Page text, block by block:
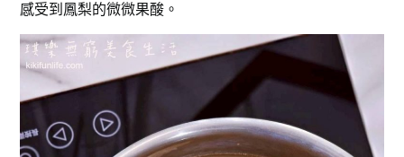
感受到鳳梨的微微果酸。